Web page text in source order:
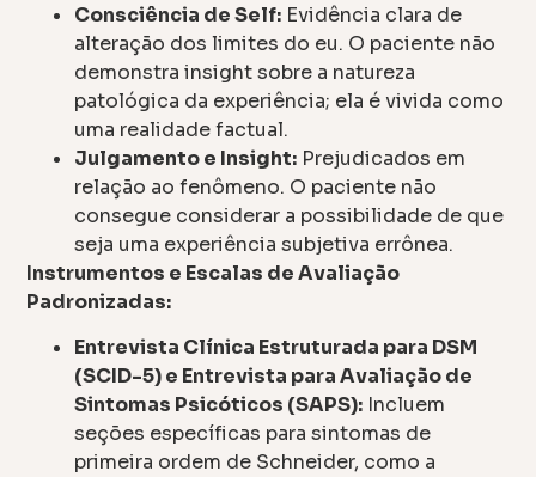
Consciência de Self: Evidência clara de
alteração dos limites do eu. O paciente não
demonstra insight sobre a natureza
patológica da experiência; ela é vivida como
uma realidade factual.
Julgamento e Insight: Prejudicados em
relação ao fenômeno. O paciente não
consegue considerar a possibilidade de que
seja uma experiência subjetiva errônea.
Instrumentos e Escalas de Avaliação
Padronizadas:
Entrevista Clínica Estruturada para DSM
(SCID-5) e Entrevista para Avaliação de
Sintomas Psicóticos (SAPS): Incluem
seções específicas para sintomas de
primeira ordem de Schneider, como a